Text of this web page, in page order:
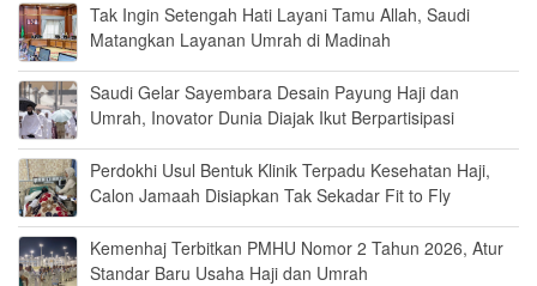
Tak Ingin Setengah Hati Layani Tamu Allah, Saudi
Matangkan Layanan Umrah di Madinah
Saudi Gelar Sayembara Desain Payung Haji dan
Umrah, Inovator Dunia Diajak Ikut Berpartisipasi
Perdokhi Usul Bentuk Klinik Terpadu Kesehatan Haji,
Calon Jamaah Disiapkan Tak Sekadar Fit to Fly
Kemenhaj Terbitkan PMHU Nomor 2 Tahun 2026, Atur
Standar Baru Usaha Haji dan Umrah